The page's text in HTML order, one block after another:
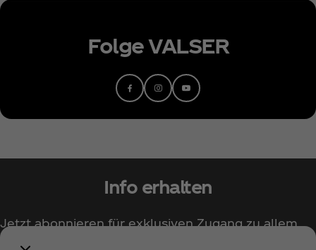
Folge VALSER
Info erhalten
Jetzt abonnieren für exklusiven Zugang zu allem
rund um Coca‑Cola!